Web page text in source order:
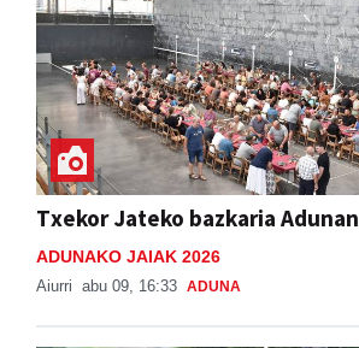
Txekor Jateko bazkaria Adunan
ADUNAKO JAIAK 2026
Aiurri abu 09, 16:33 ADUNA